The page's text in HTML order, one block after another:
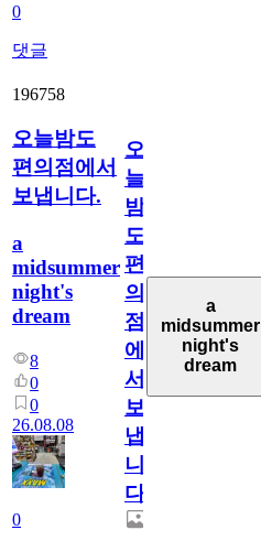
0
댓글
196758
오늘밤도
편의점에서
보냅니다.
a
midsummer
night's
dream
8
0
0
26.08.08
0
오
늘
밤
도
편
의
점
에
서
보
냅
니
다.
a
midsummer
night's
dream